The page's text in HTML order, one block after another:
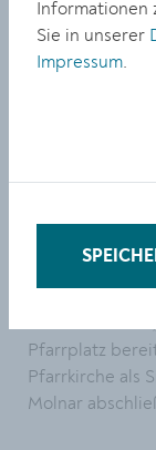
Genussmittel,
Globalisierung
gelangten.
Friedhof
aus dem
darunter die
Grubenhauses.
Pfarrplatz
Pfarrkirche als
Molnar
Informationen
Sie in unserer
Impressum.